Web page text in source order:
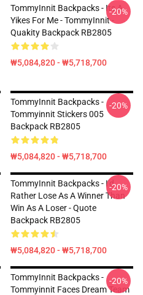
TommyInnit Backpacks - Its A
Yikes For Me - TommyInnit -
Quakity Backpack RB2805
₩5,084,820 - ₩5,718,700
-20%
TommyInnit Backpacks -
Tommyinnit Stickers 005
Backpack RB2805
₩5,084,820 - ₩5,718,700
-20%
TommyInnit Backpacks - I'd
Rather Lose As A Winner Than
Win As A Loser - Quote
Backpack RB2805
₩5,084,820 - ₩5,718,700
-20%
TommyInnit Backpacks -
Tommyinnit Faces Dream Team
-20%